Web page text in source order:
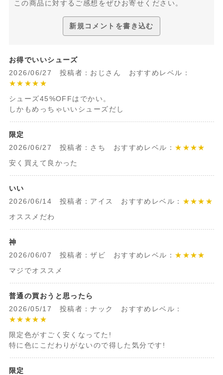
この商品に対するご感想をぜひお寄せください。
新規コメントを書き込む
お得でいいシューズ
2026/06/27 投稿者：おじさん おすすめレベル：
★★★★★
シューズ45%OFFはでかい。
しかもめっちゃいいシューズだし
限定
2026/06/27 投稿者：さち おすすめレベル： ★★★★
安く買えて良かった
いい
2026/06/14 投稿者：アイス おすすめレベル： ★★★★
オススメだわ
神
2026/06/07 投稿者：ザビ おすすめレベル： ★★★★
マジでオススメ
普通の買おうと思ったら
2026/05/17 投稿者：ナック おすすめレベル：
★★★★★
限定色がすごく安くなってた!
特に色にこだわりがないので得した気分です!
限定